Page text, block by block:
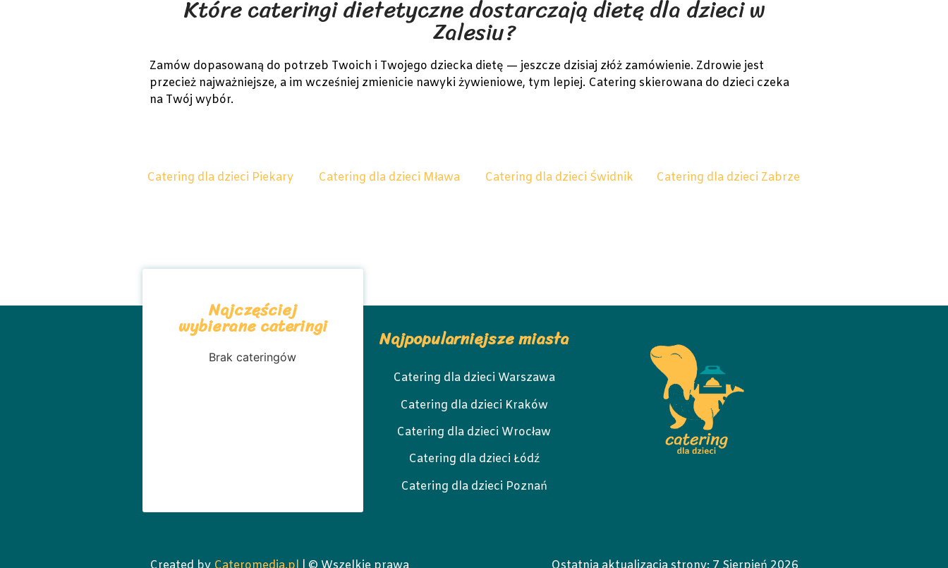
Które cateringi dietetyczne dostarczają dietę dla dzieci w
Zalesiu?
Zamów dopasowaną do potrzeb Twoich i Twojego dziecka dietę — jeszcze dzisiaj złóż zamówienie. Zdrowie jest
przecież najważniejsze, a im wcześniej zmienicie nawyki żywieniowe, tym lepiej. Catering skierowana do dzieci czeka
na Twój wybór.
Catering dla dzieci Piekary Catering dla dzieci Mława Catering dla dzieci Świdnik Catering dla dzieci Zabrze
Najczęściej
wybierane cateringi
Brak cateringów
Najpopularniejsze miasta
Catering dla dzieci Warszawa
Catering dla dzieci Kraków
Catering dla dzieci Wrocław
Catering dla dzieci Łódź
Catering dla dzieci Poznań